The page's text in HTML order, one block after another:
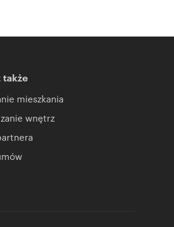
także
mieszkania
wnętrz